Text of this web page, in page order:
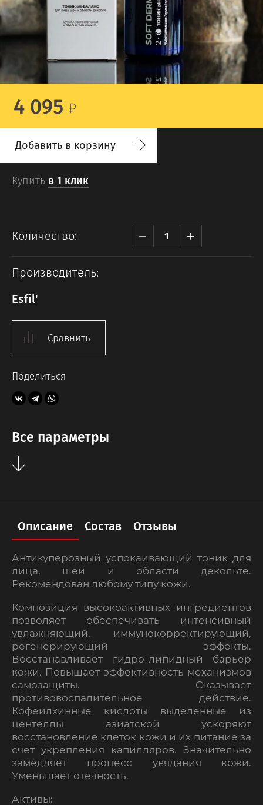
4 095
Добавить в корзину
Купить в 1 клик
Количество: − +
Производитель:
Esfil'
Сравнить
Поделиться
Все параметры
Описание Состав Отзывы
Антикуперозный успокаивающий тоник для
лица, шеи и области декольте.
Рекомендован любому типу кожи.
Композиция высокоактивных ингредиентов
позволяет обеспечивать интенсивный
увлажняющий, иммунокорректирующий,
регенерирующий эффекты.
Восстанавливает гидро-липидный барьер
кожи. Повышает эффективность механизмов
самозащиты. Оказывает
противовоспалительное действие.
Кофеилхинные кислоты выделенные из
центеллы азиатской ускоряют
восстановление клеток кожи и их питание за
счет укрепления капилляров. Значительно
замедляет процесс увядания кожи.
Уменьшает отечность.
Активы: